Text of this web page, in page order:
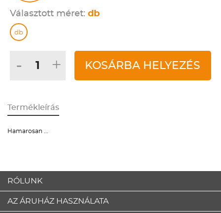
Választott méret: db
db
- + KOSÁRBA HELYEZÉS
Termékleírás
Hamarosan ...
RÓLUNK
AZ ÁRUHÁZ HASZNÁLATA